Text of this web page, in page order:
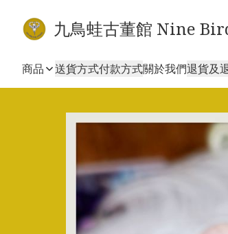
九鳥蛙古董館 Nine
商品 送貨方式付款方式關於我們退貨及